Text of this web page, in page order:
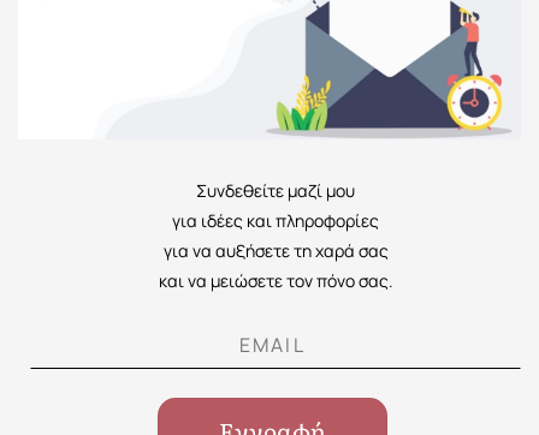
Συνδεθείτε μαζί μου
για ιδέες και πληροφορίες
για να αυξήσετε τη χαρά σας
και να μειώσετε τον πόνο σας.